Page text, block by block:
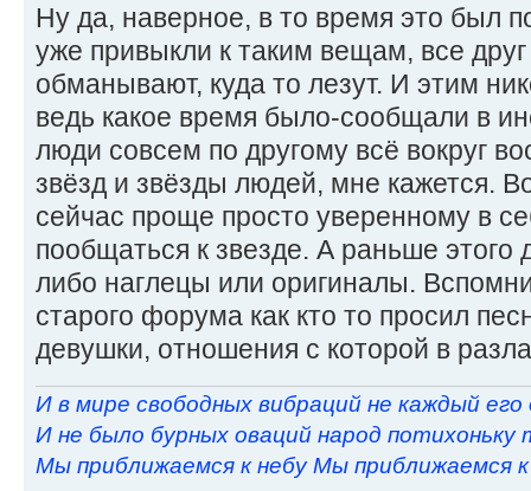
Ну да, наверное, в то время это был
уже привыкли к таким вещам, все друг
обманывают, куда то лезут. И этим
ведь какое время было-сообщали в
люди совсем по другому всё вокруг
звёзд и звёзды людей, мне кажется.
сейчас проще просто уверенному в
пообщаться к звезде. А раньше этого
либо наглецы или оригиналы.
старого форума как кто то просил
девушки, отношения с которой в
И в мире свободных вибраций не каждый его
И не было бурных оваций народ потихоньку
Мы приближаемся к небу Мы приближаемся к